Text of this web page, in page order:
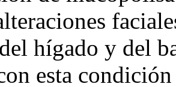
hígado y del
esta